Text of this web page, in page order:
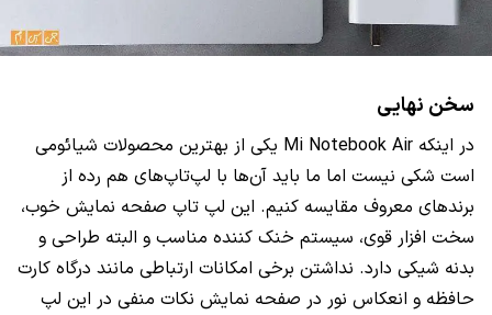
سخن نهایی
در اینکه Mi Notebook Air یکی از بهترین محصولات شیائومی
است شکی نیست اما ما باید آن‌ها با لپ‌تاپ‌های هم رده از
برندهای معروف مقایسه کنیم. این لپ تاپ صفحه نمایش خوب،
سخت افزار قوی، سیستم خنک کننده مناسب و البته طراحی و
بدنه شیکی دارد. نداشتن برخی امکانات ارتباطی مانند درگاه کارت
حافظه و انعکاس نور در صفحه نمایش نکات منفی در این لپ